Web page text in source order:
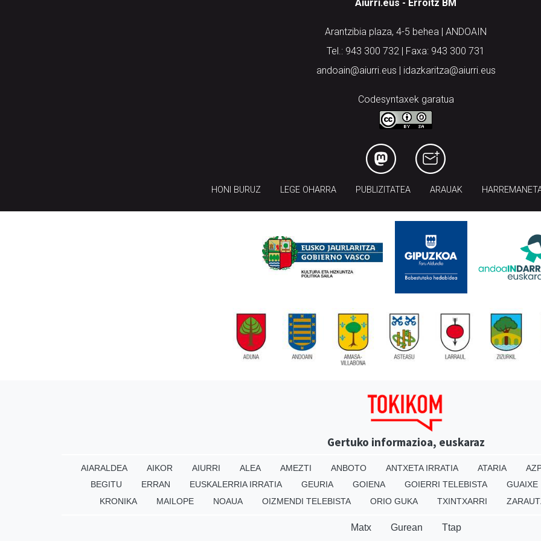
Aiurri.eus - Erroitz BM
Arantzibia plaza, 4-5 behea | ANDOAIN
Tel.: 943 300 732 | Faxa: 943 300 731
andoain@aiurri.eus | idazkaritza@aiurri.eus
Codesyntaxek garatua
HONI BURUZ LEGE OHARRA PUBLIZITATEA ARAUAK
Gertuko informazioa, euskaraz
AIARALDEA AIKOR AIURRI ALEA AMEZTI ANBOTO ANTXETA IRRATIA ATARIA
BEGITU
ERRAN EUSKALERRIA IRRATIA GEURIA GOIENA GOIERRI TELEBISTA GUAIXE
KRONIKA
MAILOPE NOAUA OIZMENDI TELEBISTA ORIO GUKA TXINTXARRI
Matx Gurean Ttap